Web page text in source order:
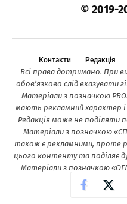
© 2019-
Контакти Редакція
Всі права дотримано. При
обов’язково слід вказувати
Матеріали з позначкою
мають рекламний характер і
Редакція може не поділяти
Матеріали з позначкою
також є рекламними, проте
цього контенту та поділяє
Матеріали з позначкою